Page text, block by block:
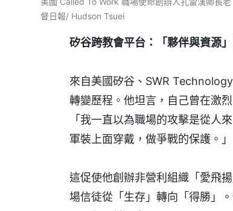
督日報/ Hudson Tsuei
矽谷跨教會平台：「夥伴與資源
來自美國矽谷、SWR
轉變歷程。他坦言，自己曾在激
「我一直以為職場的攻擊是從
軍裝上面穿戴，做爭戰的保護。」
這促使他創辦非營利組織「愛飛
場信徒從「生存」轉向「得勝」